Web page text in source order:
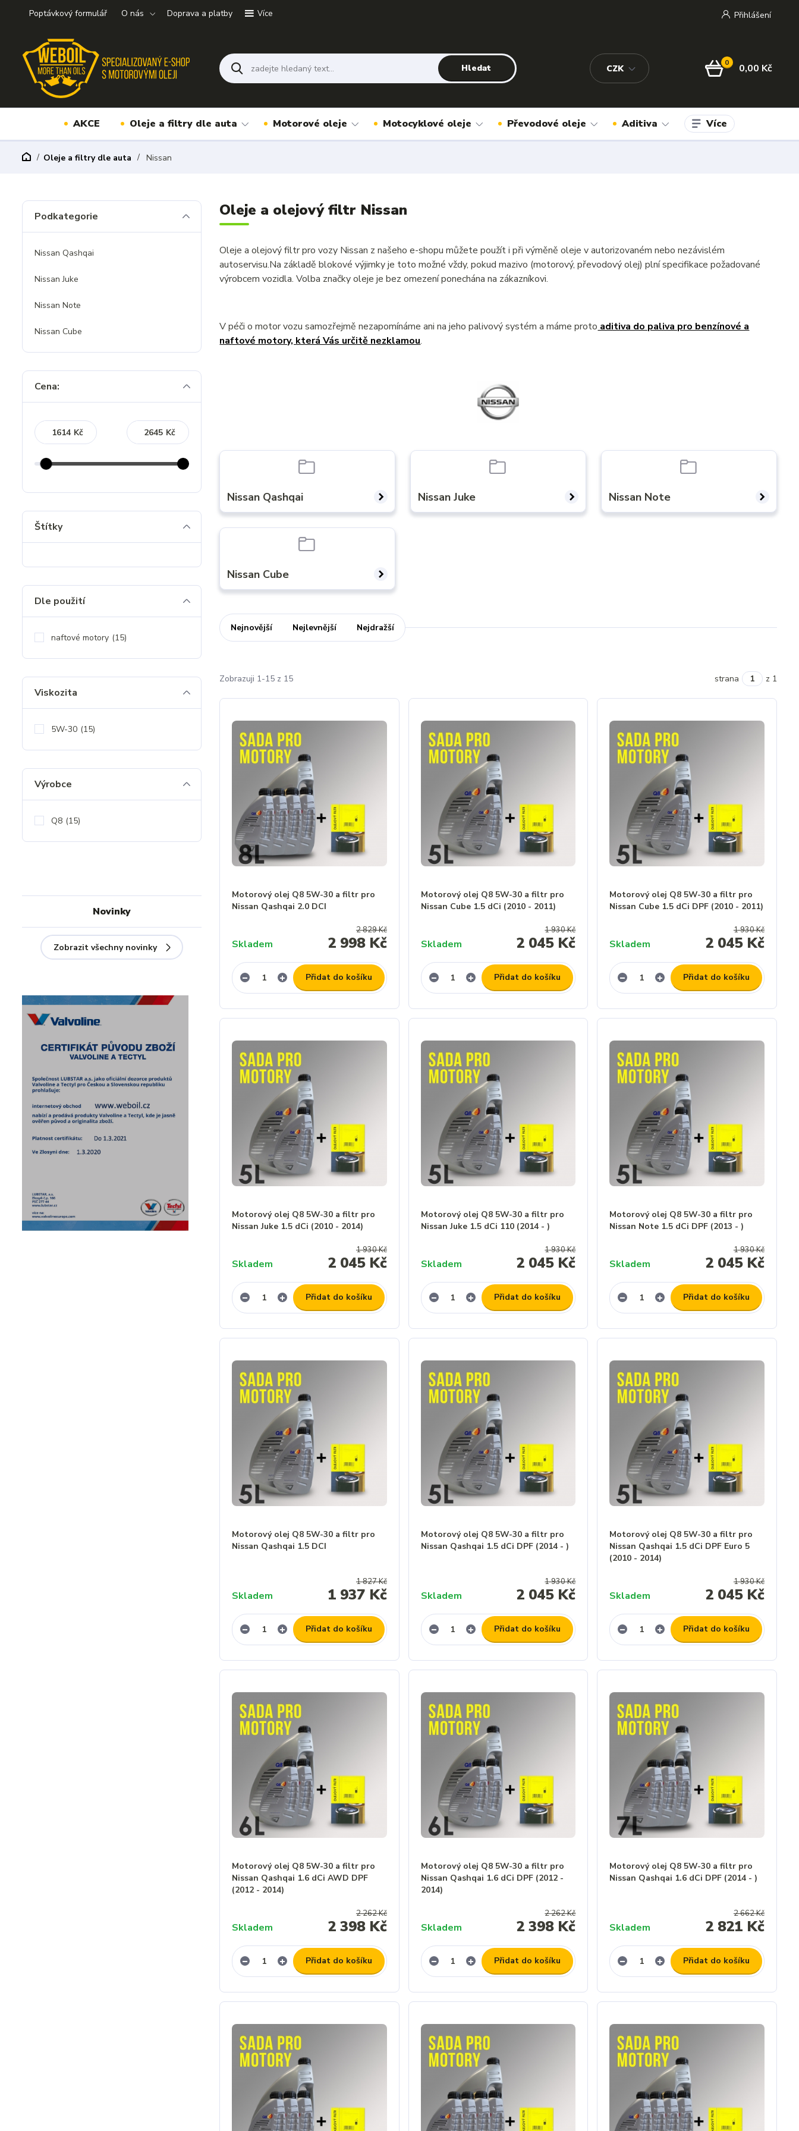
Poptávkový formulář O nás Doprava a platby Více
CZK
Přihlášení
Hledat 0 0,00 Kč
AKCE Oleje a filtry dle auta Motorové oleje Motocyklové oleje Převodové oleje Aditiva Více
Oleje a filtry dle auta Nissan
Oleje a olejový filtr Nissan
Oleje a olejový filtr pro vozy Nissan z našeho e-shopu můžete použít i při výměně oleje v autorizovaném nebo nezávislém
autoservisu.Na základě blokové výjimky je toto možné vždy, pokud mazivo (motorový, převodový olej) plní specifikace požadované
výrobcem vozidla. Volba značky oleje je bez omezení ponechána na zákazníkovi.
V péči o motor vozu samozřejmě nezapomínáme ani na jeho palivový systém a máme proto aditiva do paliva pro benzínové a
naftové motory, která Vás určitě nezklamou.
Nissan Qashqai Nissan Juke Nissan Note
Nissan Cube
Nejnovější Nejlevnější Nejdražší
Zobrazuji 1-15 z 15 strana z 1
Motorový olej Q8 5W-30 a filtr pro
Nissan Qashqai 2.0 DCI
2 829 Kč
2 998 Kč
Skladem
Přidat do košíku
Motorový olej Q8 5W-30 a filtr pro
Nissan Cube 1.5 dCi (2010 - 2011)
1 930 Kč
2 045 Kč
Skladem
Přidat do košíku
Motorový olej Q8 5W-30 a filtr pro
Nissan Cube 1.5 dCi DPF (2010 - 2011)
1 930 Kč
2 045 Kč
Skladem
Přidat do košíku
Motorový olej Q8 5W-30 a filtr pro
Nissan Juke 1.5 dCi (2010 - 2014)
1 930 Kč
2 045 Kč
Skladem
Přidat do košíku
Motorový olej Q8 5W-30 a filtr pro
Nissan Juke 1.5 dCi 110 (2014 - )
1 930 Kč
2 045 Kč
Skladem
Přidat do košíku
Motorový olej Q8 5W-30 a filtr pro
Nissan Note 1.5 dCi DPF (2013 - )
1 930 Kč
2 045 Kč
Skladem
Přidat do košíku
Motorový olej Q8 5W-30 a filtr pro
Nissan Qashqai 1.5 DCI
1 827 Kč
1 937 Kč
Skladem
Přidat do košíku
Motorový olej Q8 5W-30 a filtr pro
Nissan Qashqai 1.5 dCi DPF (2014 - )
1 930 Kč
2 045 Kč
Skladem
Přidat do košíku
Motorový olej Q8 5W-30 a filtr pro
Nissan Qashqai 1.5 dCi DPF Euro 5
(2010 - 2014)
1 930 Kč
2 045 Kč
Skladem
Přidat do košíku
Motorový olej Q8 5W-30 a filtr pro
Nissan Qashqai 1.6 dCi AWD DPF
(2012 - 2014)
2 262 Kč
2 398 Kč
Skladem
Přidat do košíku
Motorový olej Q8 5W-30 a filtr pro
Nissan Qashqai 1.6 dCi DPF (2012 -
2014)
2 262 Kč
2 398 Kč
Skladem
Přidat do košíku
Motorový olej Q8 5W-30 a filtr pro
Nissan Qashqai 1.6 dCi DPF (2014 - )
2 662 Kč
2 821 Kč
Skladem
Přidat do košíku
Podkategorie
Nissan Qashqai
Nissan Juke
Nissan Note
Nissan Cube
Cena:
Kč Kč
Štítky
Dle použití
naftové motory (15)
Viskozita
5W-30 (15)
Výrobce
Q8 (15)
Novinky
Zobrazit všechny novinky